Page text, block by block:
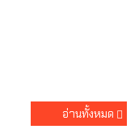
อ่านทั้งหมด